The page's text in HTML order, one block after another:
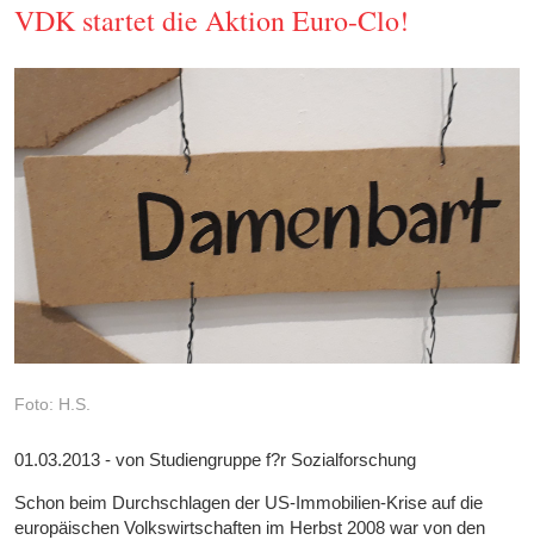
VDK startet die Aktion Euro-Clo!
Foto: H.S.
01.03.2013 - von Studiengruppe f?r Sozialforschung
Schon beim Durchschlagen der US-Immobilien-Krise auf die
europäischen Volkswirtschaften im Herbst 2008 war von den